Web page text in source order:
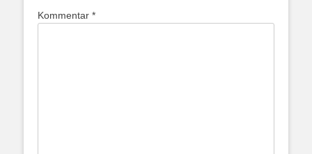
Kommentar *